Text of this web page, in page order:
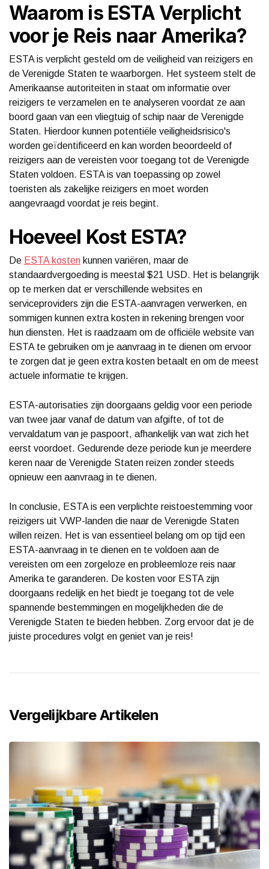
Waarom is ESTA Verplicht
voor je Reis naar Amerika?
ESTA is verplicht gesteld om de veiligheid van reizigers en
de Verenigde Staten te waarborgen. Het systeem stelt de
Amerikaanse autoriteiten in staat om informatie over
reizigers te verzamelen en te analyseren voordat ze aan
boord gaan van een vliegtuig of schip naar de Verenigde
Staten. Hierdoor kunnen potentiële veiligheidsrisico's
worden geïdentificeerd en kan worden beoordeeld of
reizigers aan de vereisten voor toegang tot de Verenigde
Staten voldoen. ESTA is van toepassing op zowel
toeristen als zakelijke reizigers en moet worden
aangevraagd voordat je reis begint.
Hoeveel Kost ESTA?
De ESTA kosten kunnen variëren, maar de
standaardvergoeding is meestal $21 USD. Het is belangrijk
op te merken dat er verschillende websites en
serviceproviders zijn die ESTA-aanvragen verwerken, en
sommigen kunnen extra kosten in rekening brengen voor
hun diensten. Het is raadzaam om de officiële website van
ESTA te gebruiken om je aanvraag in te dienen om ervoor
te zorgen dat je geen extra kosten betaalt en om de meest
actuele informatie te krijgen.
ESTA-autorisaties zijn doorgaans geldig voor een periode
van twee jaar vanaf de datum van afgifte, of tot de
vervaldatum van je paspoort, afhankelijk van wat zich het
eerst voordoet. Gedurende deze periode kun je meerdere
keren naar de Verenigde Staten reizen zonder steeds
opnieuw een aanvraag in te dienen.
In conclusie, ESTA is een verplichte reistoestemming voor
reizigers uit VWP-landen die naar de Verenigde Staten
willen reizen. Het is van essentieel belang om op tijd een
ESTA-aanvraag in te dienen en te voldoen aan de
vereisten om een zorgeloze en probleemloze reis naar
Amerika te garanderen. De kosten voor ESTA zijn
doorgaans redelijk en het biedt je toegang tot de vele
spannende bestemmingen en mogelijkheden die de
Verenigde Staten te bieden hebben. Zorg ervoor dat je de
juiste procedures volgt en geniet van je reis!
Vergelijkbare Artikelen